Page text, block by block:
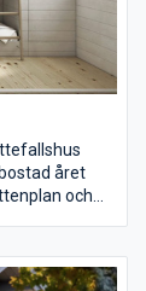
året
och
och förråd.